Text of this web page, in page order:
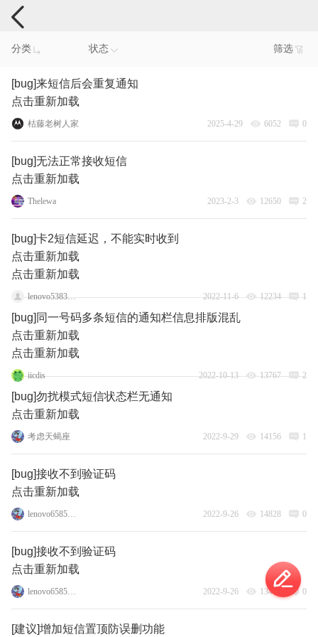
手机反馈
分类 状态 筛选
[bug]来短信后会重复通知
点击重新加载
枯藤老树人家 2025-4-29 6052 0
[bug]无法正常接收短信
点击重新加载
Thelewa 2023-2-3 12650 2
[bug]卡2短信延迟，不能实时收到
点击重新加载
点击重新加载
lenovo53834792 2022-11-6 12234 1
[bug]同一号码多条短信的通知栏信息排版混乱
点击重新加载
点击重新加载
iicdis 2022-10-13 13767 2
[bug]勿扰模式短信状态栏无通知
点击重新加载
考虑天蝎座 2022-9-29 14156 1
[bug]接收不到验证码
点击重新加载
lenovo65856986 2022-9-26 14828 0
[bug]接收不到验证码
点击重新加载
lenovo65856986 2022-9-26 13414 0
[建议]增加短信置顶防误删功能